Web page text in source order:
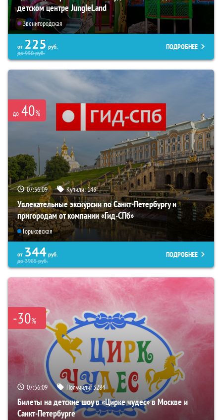
детском центре JungleLand
Звенигородская
от 225 руб.
до950руб.
ПОДРОБНЕЕ
до 40%
07:56:08 Купили:143
Увлекательные экскурсии по Санкт-Петербургу и
пригородам от компании «Гид-СПб»
Горьковская
от 344 руб.
до3985руб.
ПОДРОБНЕЕ
-30%
07:56:08 Получили:3284
Билеты на детские шоу в «Цирке чудес» в Москве и
Санкт-Петербурге